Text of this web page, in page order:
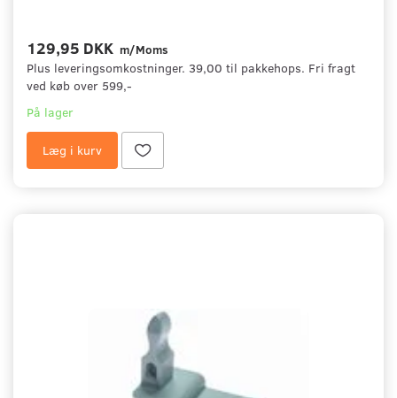
129,95 DKK m/Moms
Plus leveringsomkostninger. 39,00 til pakkehops. Fri fragt
ved køb over 599,-
På lager
Læg i kurv